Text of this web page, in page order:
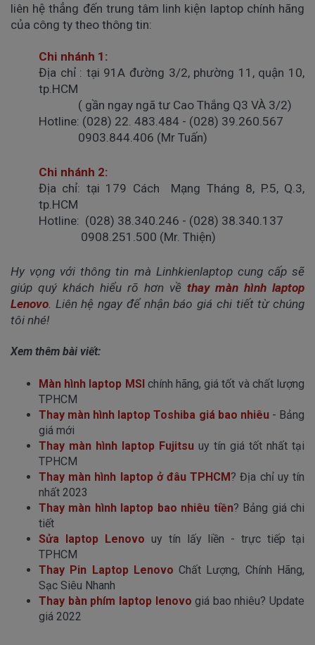
liên hệ thẳng đến trung tâm linh kiện laptop chính hãng
của công ty theo thông tin:
Chi nhánh 1:
Địa chỉ : tại 91A đường 3/2, phường 11, quận 10,
tp.HCM
( gần ngay ngã tư Cao Thắng Q3 VÀ 3/2)
Hotline: (028) 22. 483.484 - (028) 39.260.567
0903.844.406 (Mr Tuấn)
Chi nhánh 2:
Địa chỉ: tại 179 Cách Mạng Tháng 8, P.5, Q.3,
tp.HCM
Hotline: (028) 38.340.246 - (028) 38.340.137
0908.251.500 (Mr. Thiện)
Hy vọng với thông tin mà Linhkienlaptop cung cấp sẽ
giúp quý khách hiểu rõ hơn về thay màn hình laptop
Lenovo . Liên hệ ngay để nhận báo giá chi tiết từ chúng
tôi nhé!
Xem thêm bài viết:
Màn hình laptop MSIchính hãng, giá tốt và chất lượng
TPHCM
Thay màn hình laptop Toshiba giá bao nhiêu- Bảng
giá mới
Thay màn hình laptop Fujitsu uy tín giá tốt nhất tại
TPHCM
Thay màn hình laptop ở đâu TPHCM? Địa chỉ uy tín
nhất 2023
Thay màn hình laptop bao nhiêu tiền? Bảng giá chi
tiết
Sửa laptop Lenovo uy tín lấy liền - trực tiếp tại
TPHCM
Thay Pin Laptop Lenovo Chất Lượng, Chính Hãng,
Sạc Siêu Nhanh
Thay bàn phím laptop lenovogiá bao nhiêu? Update
giá 2022